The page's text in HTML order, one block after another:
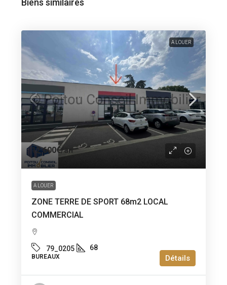
Biens similaires
A LOUER
12 600€/an
A LOUER
ZONE TERRE DE SPORT 68m2 LOCAL
COMMERCIAL
79_0205 68
BUREAUX Détails